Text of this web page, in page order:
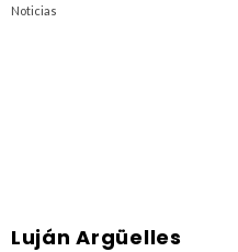
Noticias
Luján Argüelles